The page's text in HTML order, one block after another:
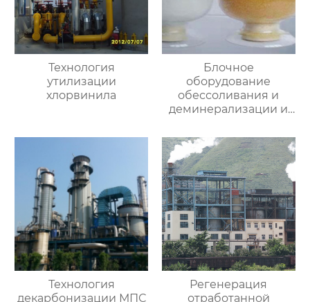
Технология
утилизации
хлорвинила
Блочное
оборудование
обессоливания и
деминерализации и
Технология
декарбонизации МПС
Регенерация
отработанной